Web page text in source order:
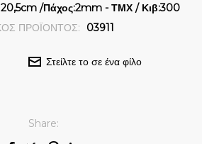
/Πάχος:2mm - ΤΜΧ / Κιβ:300
ΠΡΟΪΟΝΤΟΣ:
03911
Στείλτε το σε ένα φίλο
Share: